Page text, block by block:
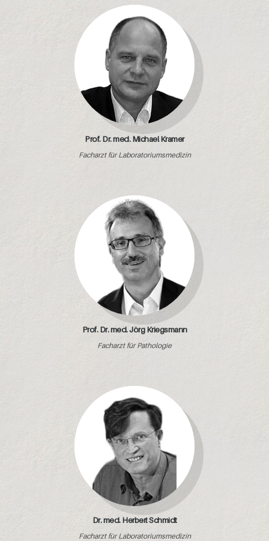
Prof. Dr. med. Michael Kramer
Facharzt für Laboratoriumsmedizin
Prof. Dr. med. Jörg Kriegsmann
Facharzt für Pathologie
Dr. med. Herbert Schmidt
Facharzt für Laboratoriumsmedizin